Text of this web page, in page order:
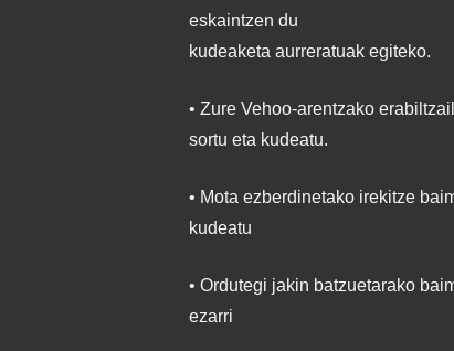
eskaintzen du
kudeaketa aurreratuak egiteko.
• Zure Vehoo-arentzako
sortu eta kudeatu.
• Mota ezberdinetako irekitze
kudeatu
• Ordutegi jakin batzuetarako
ezarri